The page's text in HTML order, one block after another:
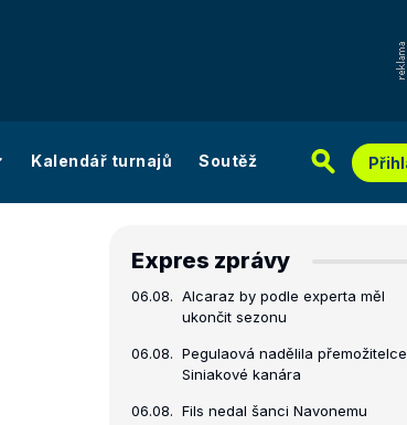
Kalendář turnajů Soutěž
Expres zprávy
06.08. Alcaraz by podle experta měl
ukončit sezonu
06.08. Pegulaová nadělila přemožitelce
Siniakové kanára
06.08. Fils nedal šanci Navonemu